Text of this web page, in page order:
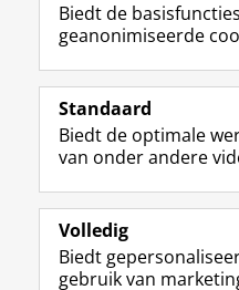
Volg de RUG
Studiekiezers
Alumni
Over ons
Biedt de
geanonimiseerde
Standaard
Biedt de optimale
van onder andere
Volledig
Biedt
gebruik van